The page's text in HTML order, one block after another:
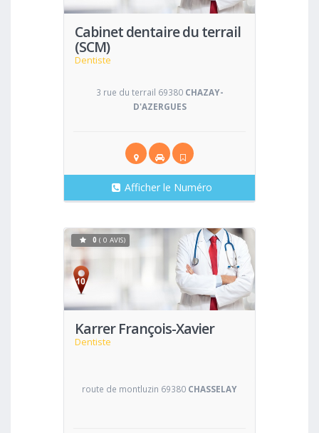
Cabinet dentaire du terrail
(SCM)
Dentiste
3 rue du terrail 69380 CHAZAY-
D'AZERGUES
Afficher le Numéro
Karrer François-Xavier
Dentiste
Voir
0 ( 0 AVIS)
route de montluzin 69380 CHASSELAY